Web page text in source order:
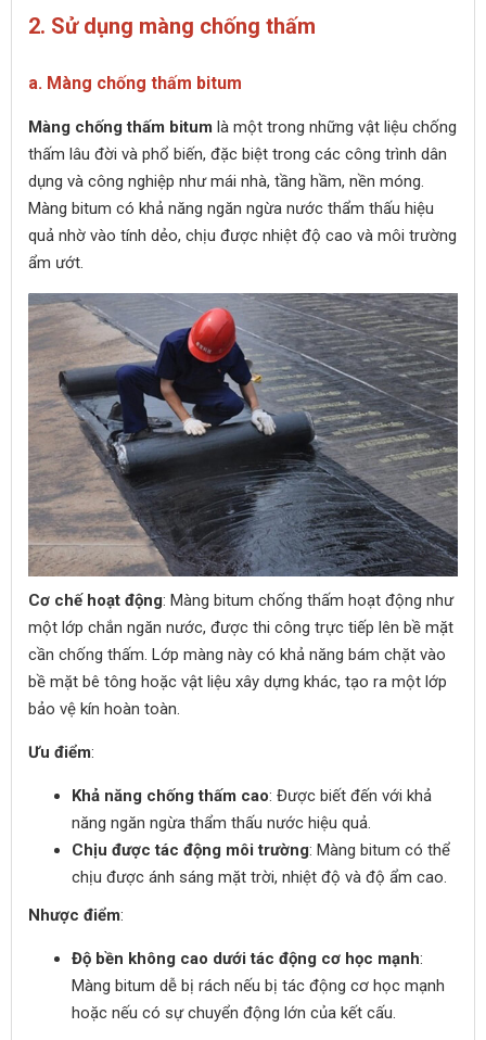
2. Sử dụng màng chống thấm
a. Màng chống thấm bitum
Màng chống thấm bitum là một trong những vật liệu chống
thấm lâu đời và phổ biến, đặc biệt trong các công trình dân
dụng và công nghiệp như mái nhà, tầng hầm, nền móng.
Màng bitum có khả năng ngăn ngừa nước thẩm thấu hiệu
quả nhờ vào tính dẻo, chịu được nhiệt độ cao và môi trường
ẩm ướt.
Cơ chế hoạt động: Màng bitum chống thấm hoạt động như
một lớp chắn ngăn nước, được thi công trực tiếp lên bề mặt
cần chống thấm. Lớp màng này có khả năng bám chặt vào
bề mặt bê tông hoặc vật liệu xây dựng khác, tạo ra một lớp
bảo vệ kín hoàn toàn.
Ưu điểm:
Khả năng chống thấm cao: Được biết đến với khả
năng ngăn ngừa thẩm thấu nước hiệu quả.
Chịu được tác động môi trường: Màng bitum có thể
chịu được ánh sáng mặt trời, nhiệt độ và độ ẩm cao.
Nhược điểm:
Độ bền không cao dưới tác động cơ học mạnh:
Màng bitum dễ bị rách nếu bị tác động cơ học mạnh
hoặc nếu có sự chuyển động lớn của kết cấu.